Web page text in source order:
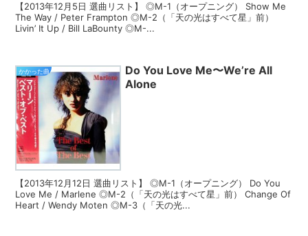
【2013年12月5日 選曲リスト】 ◎M-1（オープニング） Show Me
The Way / Peter Frampton ◎M-2（「天の光はすべて星」前）
Livin’ It Up / Bill LaBounty ◎M-...
かかった曲
Do You Love Me〜We’re All
Alone
【2013年12月12日 選曲リスト】 ◎M-1（オープニング） Do You
Love Me / Marlene ◎M-2（「天の光はすべて星」前） Change Of
Heart / Wendy Moten ◎M-3（「天の光...